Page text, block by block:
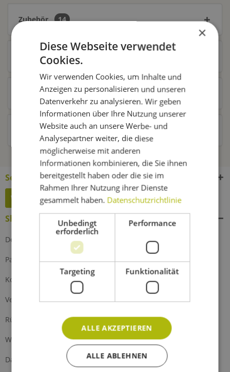
Zubehör 14
Ähnliche Artikel
Kunden kauften auch
Kunden haben sich ebenfalls angesehen
Service Hotline
Widerruf erklären
Shop Service
Defektes Produkt
Partnerprogramm
Kontakt
Versand und Zahlung
Rückgabe
Widerrufsrecht
Datenschutz
×
Diese Webseite verwendet
Cookies.
Wir verwenden Cookies, um Inhalte und
Anzeigen zu personalisieren und unseren
Datenverkehr zu analysieren. Wir geben
Informationen über Ihre Nutzung unserer
Website auch an unsere Werbe- und
Analysepartner weiter, die diese
möglicherweise mit anderen
Informationen kombinieren, die Sie ihnen
bereitgestellt haben oder die sie im
Rahmen Ihrer Nutzung ihrer Dienste
gesammelt haben. Datenschutzrichtlinie
Unbedingt
erforderlich
Performance
Targeting Funktionalität
ALLE AKZEPTIEREN
ALLE ABLEHNEN